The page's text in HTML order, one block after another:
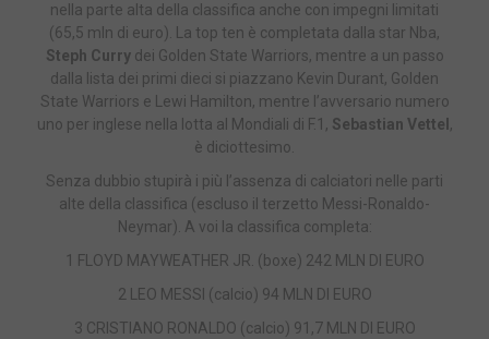
nella parte alta della classifica anche con impegni limitati
(65,5 mln di euro). La top ten è completata dalla star Nba,
Steph Currydei Golden State Warriors, mentre a un passo
dalla lista dei primi dieci si piazzano Kevin Durant, Golden
State Warriors e Lewi Hamilton, mentre l’avversario numero
uno per inglese nella lotta al Mondiali di F.1, Sebastian Vettel ,
è diciottesimo.
Senza dubbio stupirà i più l’assenza di calciatori nelle parti
alte della classifica (escluso il terzetto Messi-Ronaldo-
Neymar). A voi la classifica completa:
1 FLOYD MAYWEATHER JR. (boxe) 242 MLN DI EURO
2 LEO MESSI (calcio) 94 MLN DI EURO
3 CRISTIANO RONALDO (calcio) 91,7 MLN DI EURO